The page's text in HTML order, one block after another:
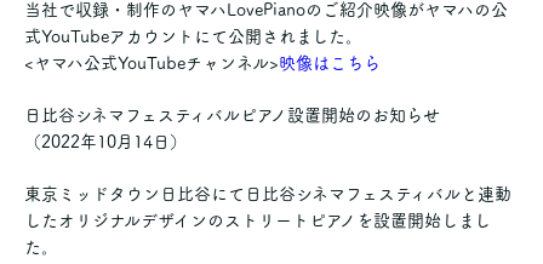
当社で収録・制作のヤマハLovePianoのご紹介映像がヤマハの公
式YouTubeアカウントにて公開されました。
<ヤマハ公式YouTubeチャンネル>映像はこちら
日比谷シネマフェスティバルピアノ設置開始のお知らせ
（2022年10月14日）
東京ミッドタウン日比谷にて日比谷シネマフェスティバルと連動
したオリジナルデザインのストリートピアノを設置開始しまし
た。